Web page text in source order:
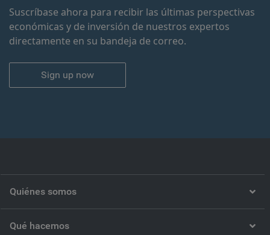
Suscríbase ahora para recibir las últimas perspectivas
económicas y de inversión de nuestros expertos
directamente en su bandeja de correo.
Sign up now
Quiénes somos
Qué hacemos